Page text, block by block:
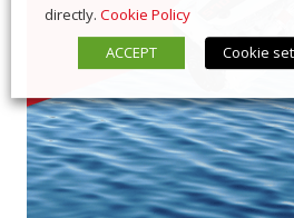
directly. Cookie Policy
ACCEPT
Cookie